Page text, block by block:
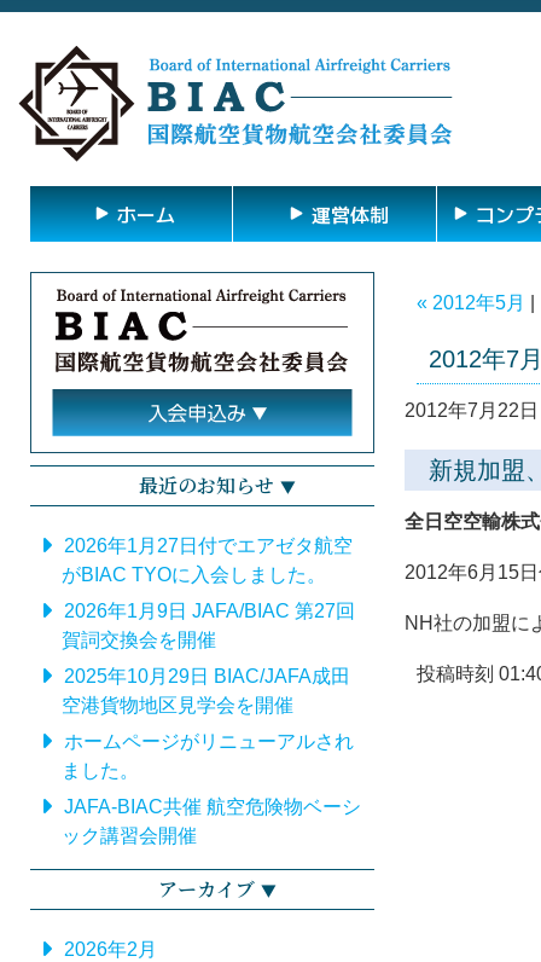
ホーム 運営体制 コンプ
最近のお知らせ
2026年1月27日付でエアゼタ航空
がBIAC TYOに入会しました。
2026年1月9日 JAFA/BIAC 第27回
賀詞交換会を開催
2025年10月29日 BIAC/JAFA成田
空港貨物地区見学会を開催
ホームページがリニューアルされ
ました。
JAFA-BIAC共催 航空危険物ベーシ
ック講習会開催
アーカイブ
2026年2月
« 2012年5月
2012年7
2012年7月22
新規加盟
全日空空輸株
2012年6月15
NH社の加盟に
投稿時刻